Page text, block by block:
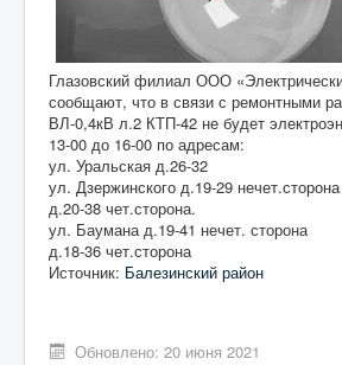
Глазовский филиал ООО
сообщают, что в связи с ремонтными
ВЛ-0,4кВ л.2 КТП-42 не будет
13-00 до 16-00 по адресам:
ул. Уральская д.26-32
ул. Дзержинского д.19-29 нечет.сторона
д.20-38 чет.сторона.
ул. Баумана д.19-41 нечет. сторона
д.18-36 чет.сторона
Источник: Балезинский район
Обновлено: 20 июня 2021